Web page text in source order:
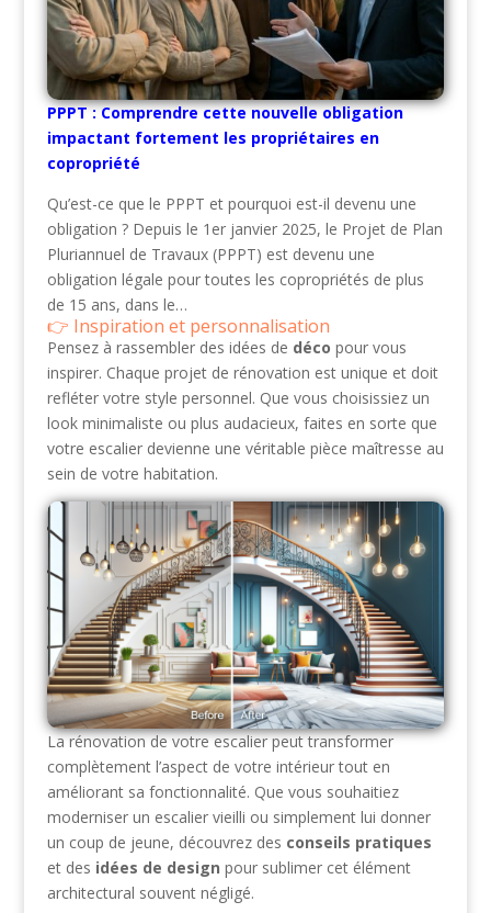
PPPT : Comprendre cette nouvelle obligation
impactant fortement les propriétaires en
copropriété
Qu’est-ce que le PPPT et pourquoi est-il devenu une
obligation ? Depuis le 1er janvier 2025, le Projet de Plan
Pluriannuel de Travaux (PPPT) est devenu une
obligation légale pour toutes les copropriétés de plus
de 15 ans, dans le…
Inspiration et personnalisation
Pensez à rassembler des idées de déco pour vous
inspirer. Chaque projet de rénovation est unique et doit
refléter votre style personnel. Que vous choisissiez un
look minimaliste ou plus audacieux, faites en sorte que
votre escalier devienne une véritable pièce maîtresse au
sein de votre habitation.
La rénovation de votre escalier peut transformer
complètement l’aspect de votre intérieur tout en
améliorant sa fonctionnalité. Que vous souhaitiez
moderniser un escalier vieilli ou simplement lui donner
un coup de jeune, découvrez des conseils pratiques
et des idées de design pour sublimer cet élément
architectural souvent négligé.